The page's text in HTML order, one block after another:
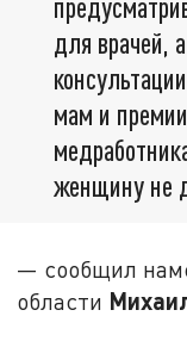
для врачей,
мам и
женщину не
— сообщил
области